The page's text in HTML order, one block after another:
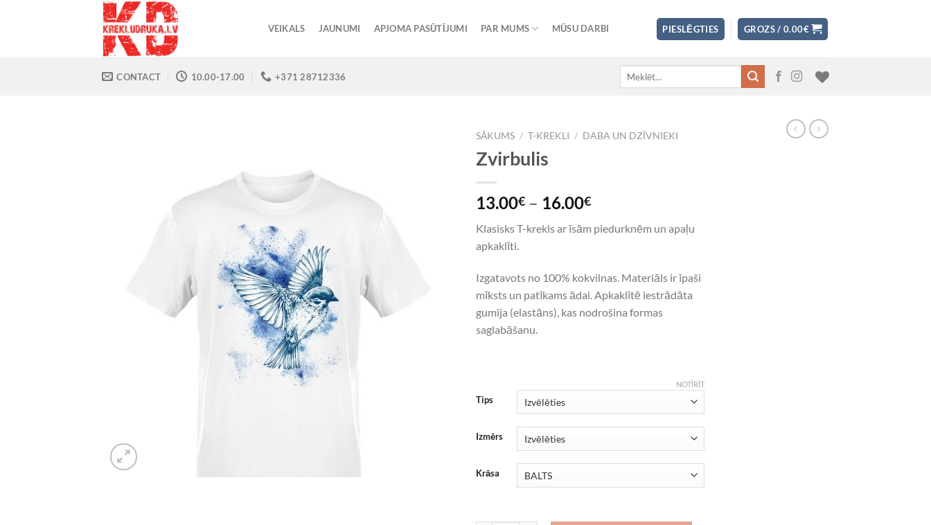
VEIKALS JAUNUMI APJOMA PASŪTĪJUMI PAR MUMS MŪSU DARBI PIESLĒGTIES GROZS /0.00€
CONTACT 10.00-17.00 +371 28712336
SĀKUMS / T-KREKLI / DABA UN DZĪVNIEKI
Zvirbulis
13.00€ – 16.00€
Klasisks T-krekls ar īsām piedurknēm un apaļu
apkaklīti.
Izgatavots no 100% kokvilnas. Materiāls ir īpaši
mīksts un patīkams ādai. Apkaklītē iestrādāta
gumija (elastāns), kas nodrošina formas
saglabāšanu.
Tips
Izmērs
Krāsa
NOTĪRĪT